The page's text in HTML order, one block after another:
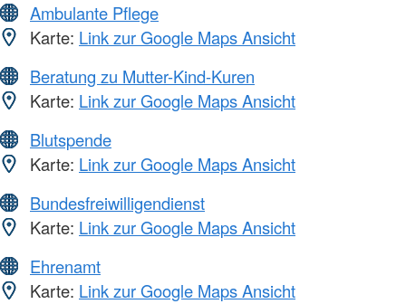
Ambulante Pflege
Karte: Link zur Google Maps Ansicht
Beratung zu Mutter-Kind-Kuren
Karte: Link zur Google Maps Ansicht
Blutspende
Karte: Link zur Google Maps Ansicht
Bundesfreiwilligendienst
Karte: Link zur Google Maps Ansicht
Ehrenamt
Karte: Link zur Google Maps Ansicht